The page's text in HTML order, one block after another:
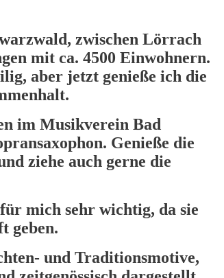
zwischen Lörrach
mit ca. 4500 Einwohnern.
aber jetzt genieße ich die
im Musikverein Bad
Genieße die
ziehe auch gerne die
mich sehr wichtig, da sie
geben.
und Traditionsmotive,